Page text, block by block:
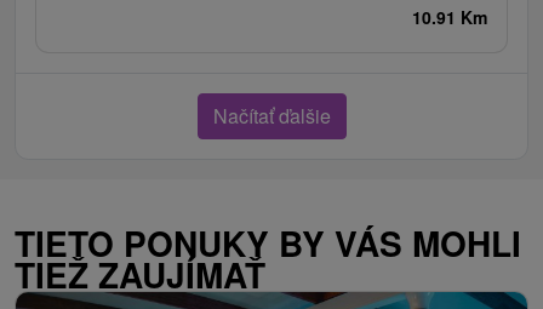
10.91 Km
Načítať ďalšie
TIETO PONUKY BY VÁS MOHLI
TIEŽ ZAUJÍMAŤ